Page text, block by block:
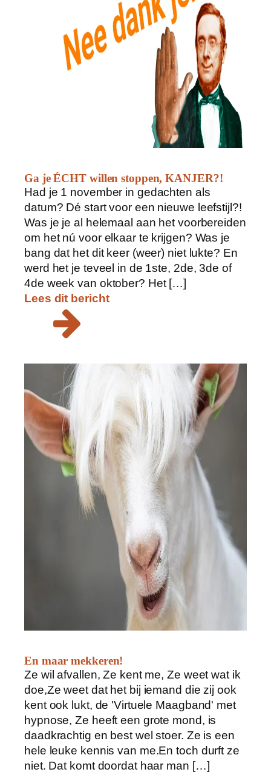
Ga je ÉCHT willen stoppen, KANJER?!
Had je 1 november in gedachten als
datum? Dé start voor een nieuwe leefstijl?!
Was je je al helemaal aan het voorbereiden
om het nú voor elkaar te krijgen? Was je
bang dat het dit keer (weer) niet lukte? En
werd het je teveel in de 1ste, 2de, 3de of
4de week van oktober? Het […]
Lees dit bericht
En maar mekkeren!
Ze wil afvallen, Ze kent me, Ze weet wat ik
doe,Ze weet dat het bij iemand die zij ook
kent ook lukt, de 'Virtuele Maagband' met
hypnose, Ze heeft een grote mond, is
daadkrachtig en best wel stoer. Ze is een
hele leuke kennis van me.En toch durft ze
niet. Dat komt doordat haar man […]